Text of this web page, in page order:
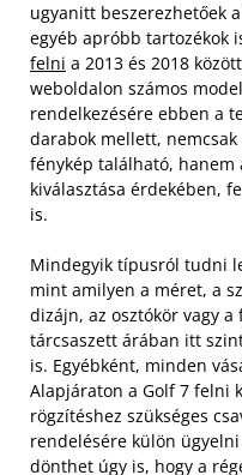
ugyanitt beszerezhetőek
egyéb apróbb tartozékok
felni a 2013 és 2018
weboldalon számos
rendelkezésére ebben a
darabok mellett,
fénykép található, hanem
kiválasztása érdekében,
is.
Mindegyik típusról tudni
mint amilyen a méret, a
dizájn, az osztókör vagy
tárcsaszett árában itt
is. Egyébként, minden
Alapjáraton a Golf 7 felni
rögzítéshez szükséges
rendelésére külön
dönthet úgy is, hogy a